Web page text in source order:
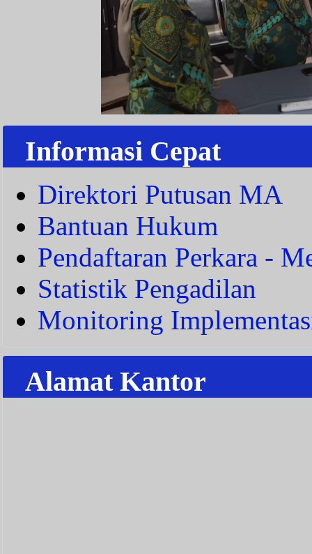
Informasi Cepat
Direktori Putusan MA
Bantuan Hukum
Pendaftaran Perkara -
Statistik Pengadilan
Monitoring
Alamat Kantor